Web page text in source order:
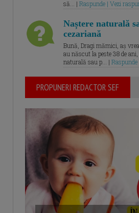
să... | Raspunde | Vezi
Naștere naturală
cezariană
Bună, Dragi mămici, aș
au născut la peste 38 de
naturală sau p... |
PROPUNERI REDACTOR SEF